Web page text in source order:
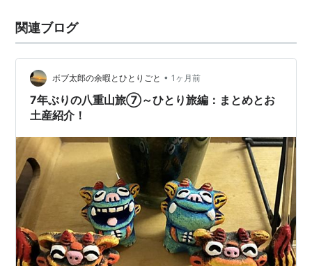
関連ブログ
ボブ太郎の余暇とひとりごと • 1ヶ月前
7年ぶりの八重山旅⑦～ひとり旅編：まとめとお
土産紹介！